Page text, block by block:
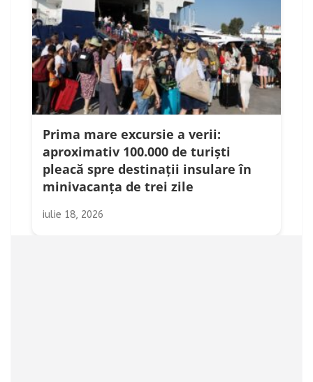
Prima mare excursie a verii:
aproximativ 100.000 de turiști
pleacă spre destinații insulare în
minivacanța de trei zile
iulie 18, 2026